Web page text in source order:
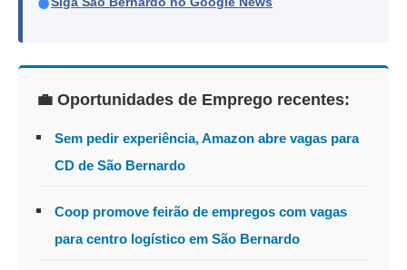
💼 Oportunidades de Emprego recentes:
Sem pedir experiência, Amazon abre vagas para
CD de São Bernardo
Coop promove feirão de empregos com vagas
para centro logístico em São Bernardo